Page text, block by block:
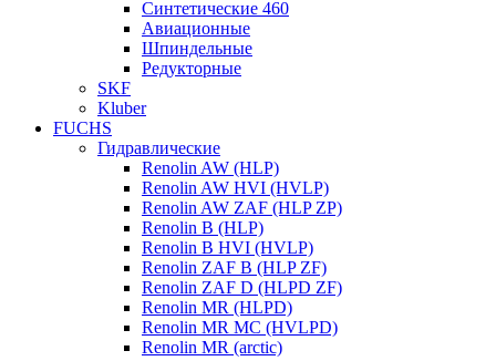
Синтетические 460
Авиационные
Шпиндельные
Редукторные
SKF
Kluber
FUCHS
Гидравлические
Renolin AW (HLP)
Renolin AW HVI (HVLP)
Renolin AW ZAF (HLP ZP)
Renolin B (HLP)
Renolin B HVI (HVLP)
Renolin ZAF B (HLP ZF)
Renolin ZAF D (HLPD ZF)
Renolin MR (HLPD)
Renolin MR MC (HVLPD)
Renolin MR (arctic)